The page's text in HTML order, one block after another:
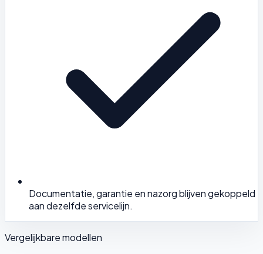
Documentatie, garantie en nazorg blijven gekoppeld
aan dezelfde servicelijn.
Vergelijkbare modellen